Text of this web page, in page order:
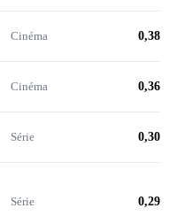
Cinéma 0,38 M
Cinéma 0,36 M
Série 0,30 M
Série 0,29 M